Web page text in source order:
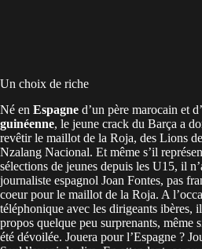
Un choix de riche
Né en Espagne d’un père marocain et
guinéenne, le jeune crack du Barça a
revêtir le maillot de la Roja, des Lions
Nzalang Nacional. Et même s’il
sélections de jeunes depuis les U15, il
journaliste espagnol Joan Fontes, pas
coeur pour le maillot de la Roja. A
téléphonique avec les dirigeants ibères,
propos quelque peu surprenants, même
été dévoilée. Jouera pour l’Espagne ?